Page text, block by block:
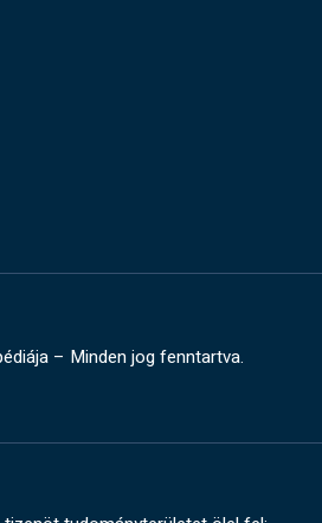
– Minden jog fenntartva.